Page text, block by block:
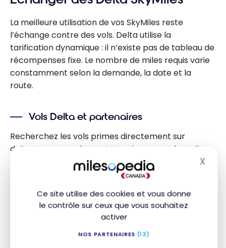
Ce site utilise des cookies et vous donne
le contrôle sur ceux que vous souhaitez
activer
NOS PARTENAIRES (13)
X
La meilleure utilisation de vos SkyMiles reste
l’échange contre des vols. Delta utilise la
tarification dynamique : il n’existe pas de tableau de
récompenses fixe. Le nombre de miles requis varie
constamment selon la demande, la date et la
route.
Vols Delta et partenaires
Recherchez les vols primes directement sur
delta.com en cochant « Magasiner avec des miles ».
Le calendrier flexible aide à repérer les dates les
moins chères. Les billets primes Delta sont
ce qui permet de re-réserver si le prix en miles
Pour les vols partenaires, Delta affiche parfois des